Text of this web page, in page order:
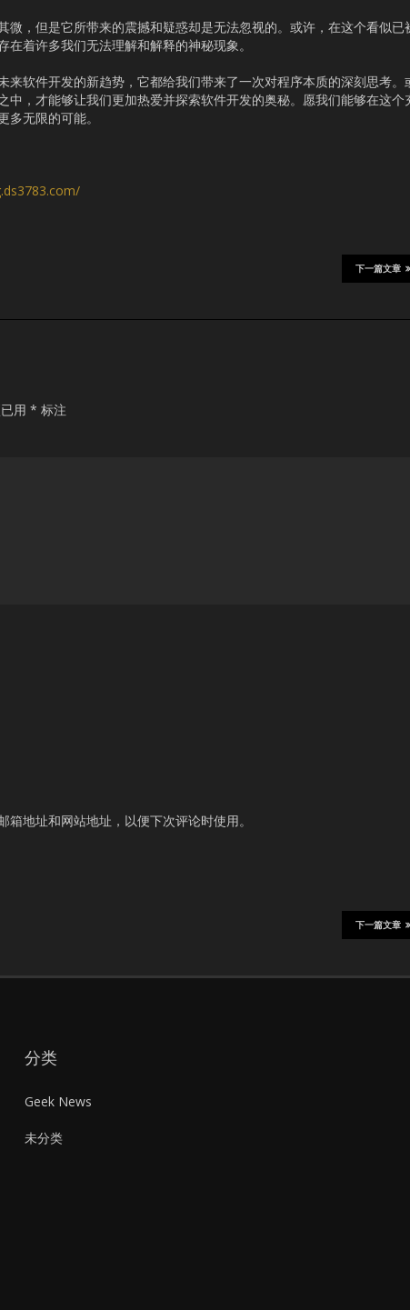
微，但是它所带来的震撼和疑惑却是无法忽视的。或许，在这个看似已
着许多我们无法理解和解释的神秘现象。
来软件开发的新趋势，它都给我们带来了一次对程序本质的深刻思考。
中，才能够让我们更加热爱并探索软件开发的奥秘。愿我们能够在这个
无限的可能。
下一篇文章
用 * 标注
地址和网站地址，以便下次评论时使用。
下一篇文章
分类
Geek News
未分类